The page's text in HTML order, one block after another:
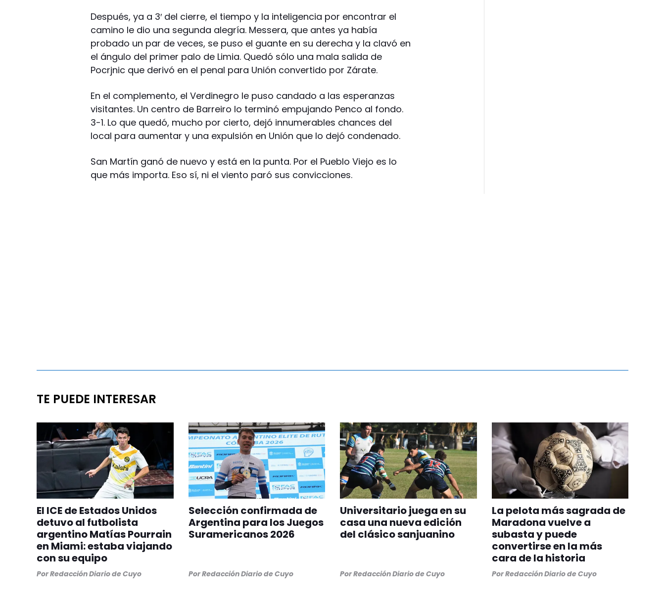
Después, ya a 3′ del cierre, el tiempo y la inteligencia por encontrar el
camino le dio una segunda alegría. Messera, que antes ya había
probado un par de veces, se puso el guante en su derecha y la clavó en
el ángulo del primer palo de Limia. Quedó sólo una mala salida de
Pocrjnic que derivó en el penal para Unión convertido por Zárate.
En el complemento, el Verdinegro le puso candado a las esperanzas
visitantes. Un centro de Barreiro lo terminó empujando Penco al fondo.
3-1. Lo que quedó, mucho por cierto, dejó innumerables chances del
local para aumentar y una expulsión en Unión que lo dejó condenado.
San Martín ganó de nuevo y está en la punta. Por el Pueblo Viejo es lo
que más importa. Eso sí, ni el viento paró sus convicciones.
TE PUEDE INTERESAR
El ICE de Estados Unidos
detuvo al futbolista
argentino Matías Pourrain
en Miami: estaba viajando
con su equipo
PorRedacción Diario de Cuyo
Selección confirmada de
Argentina para los Juegos
Suramericanos 2026
PorRedacción Diario de Cuyo
Universitario juega en su
casa una nueva edición
del clásico sanjuanino
PorRedacción Diario de Cuyo
La pelota más sagrada de
Maradona vuelve a
subasta y puede
convertirse en la más
cara de la historia
PorRedacción Diario de Cuyo